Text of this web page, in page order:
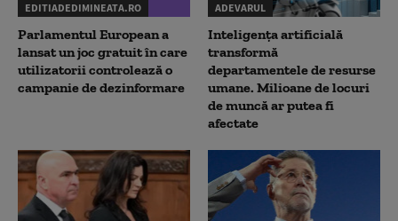
EDITIADEDIMINEATA.RO
Parlamentul European a
lansat un joc gratuit în care
utilizatorii controlează o
campanie de dezinformare
ADEVARUL
Inteligența artificială
transformă
departamentele de resurse
umane. Milioane de locuri
de muncă ar putea fi
afectate